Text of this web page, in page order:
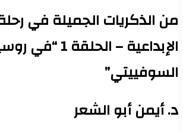
من الذكريات الجميلة في
الإبداعية –
السوفييتي”
د. أيمن أبو الشعر